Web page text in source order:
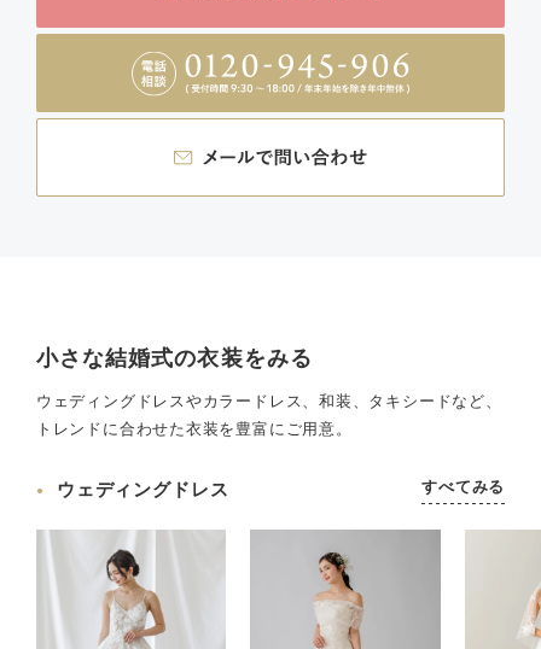
小さな結婚式の衣装をみる
ウェディングドレスやカラードレス、和装、タキシードなど、
トレンドに合わせた衣装を豊富にご用意。
ウェディングドレス すべてみる